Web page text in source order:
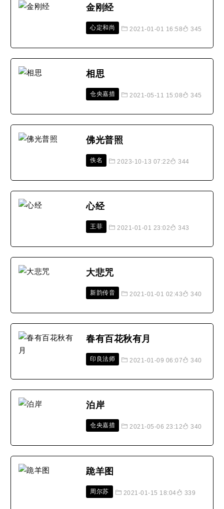
金刚经
心定和尚 2021-01-01 16:58 345
相思
仓央嘉措 2021-05-11 15:08 345
佛光普照
佚名 2023-10-13 07:22 344
心经
王菲 2021-01-01 23:02 343
大悲咒
新韵传音 2021-01-01 02:43 340
春有百花秋有月
印良法师 2021-01-09 06:07 340
泊岸
仓央嘉措 2021-05-06 23:12 340
跪羊图
周尔苏 2021-01-15 18:04 339